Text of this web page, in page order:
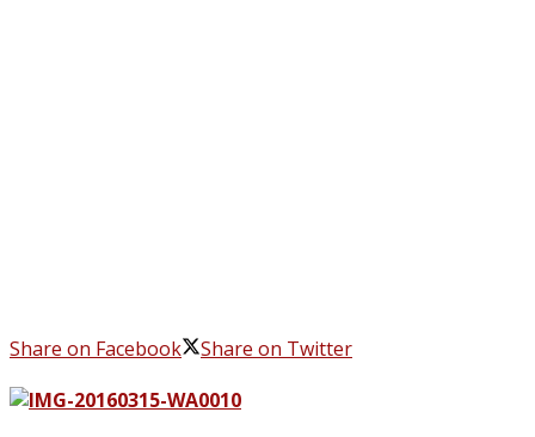
Share on Facebook Share on Twitter